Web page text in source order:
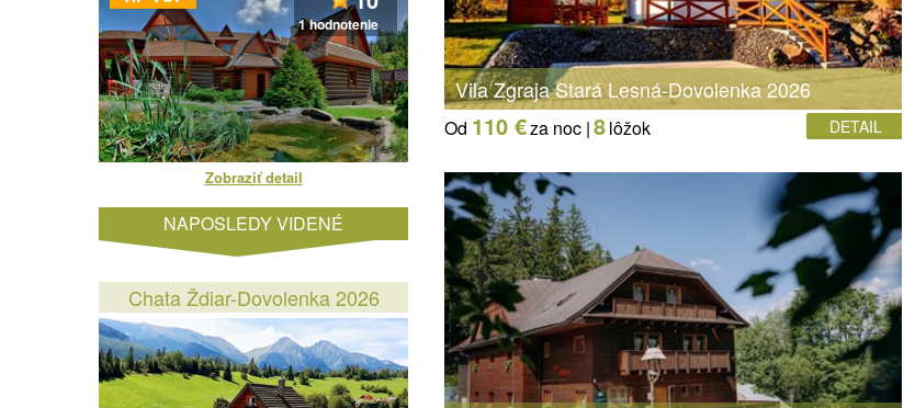
1 hodnotenie
Zobraziť detail
NAPOSLEDY VIDENÉ
Chata Ždiar-Dovolenka 2026
Vila Zgraja Stará Lesná-Dovolenka 2026
Od 110 €za noc |8lôžok DETAIL